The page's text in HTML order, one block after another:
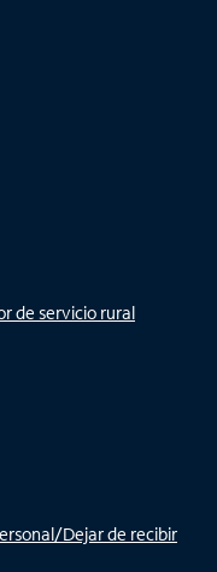
de servicio rural
Dejar de recibir